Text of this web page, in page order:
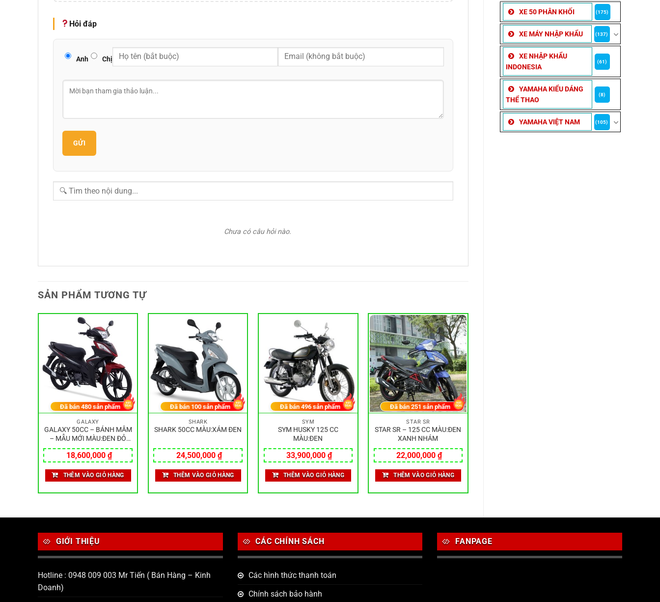
XE 50 PHÂN KHỐI (175)
XE MÁY NHẬP KHẨU (137)
XE NHẬP KHẨU
INDONESIA
(61)
YAMAHA KIỂU DÁNG
THỂ THAO
(8)
YAMAHA VIỆT NAM (105)
Hỏi đáp
Anh Chị
GỬI
Chưa có câu hỏi nào.
SẢN PHẨM TƯƠNG TỰ
GALAXY
GALAXY 50CC – BÁNH MÂM
– MẪU MỚI MÀU:ĐEN ĐỎ
NHÁM
18,600,000₫
Đã bán 480sản phẩm
THÊM VÀO GIỎ HÀNG
SHARK
SHARK 50CC MÀU:XÁM ĐEN
24,500,000₫
Đã bán 100sản phẩm
THÊM VÀO GIỎ HÀNG
SYM
SYM HUSKY 125 CC
MÀU:ĐEN
33,900,000₫
Đã bán 496sản phẩm
THÊM VÀO GIỎ HÀNG
STAR SR
STAR SR – 125 CC MÀU:ĐEN
XANH NHÁM
22,000,000₫
Đã bán251 sản phẩm
THÊM VÀO GIỎ HÀNG
GIỚI THIỆU
Hotline : 0948 009 003 Mr Tiến ( Bán Hàng – Kinh
Doanh)
CÁC CHÍNH SÁCH
Các hình thức thanh toán
Chính sách bảo hành
FANPAGE